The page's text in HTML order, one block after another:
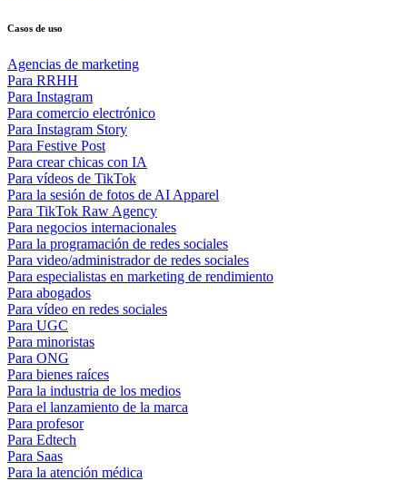
Casos de uso
Agencias de marketing
Para RRHH
Para Instagram
Para comercio electrónico
Para Instagram Story
Para Festive Post
Para crear chicas con IA
Para vídeos de TikTok
Para la sesión de fotos de AI Apparel
Para TikTok Raw Agency
Para negocios internacionales
Para la programación de redes sociales
Para video/administrador de redes sociales
Para especialistas en marketing de rendimiento
Para abogados
Para vídeo en redes sociales
Para UGC
Para minoristas
Para ONG
Para bienes raíces
Para la industria de los medios
Para el lanzamiento de la marca
Para profesor
Para Edtech
Para Saas
Para la atención médica